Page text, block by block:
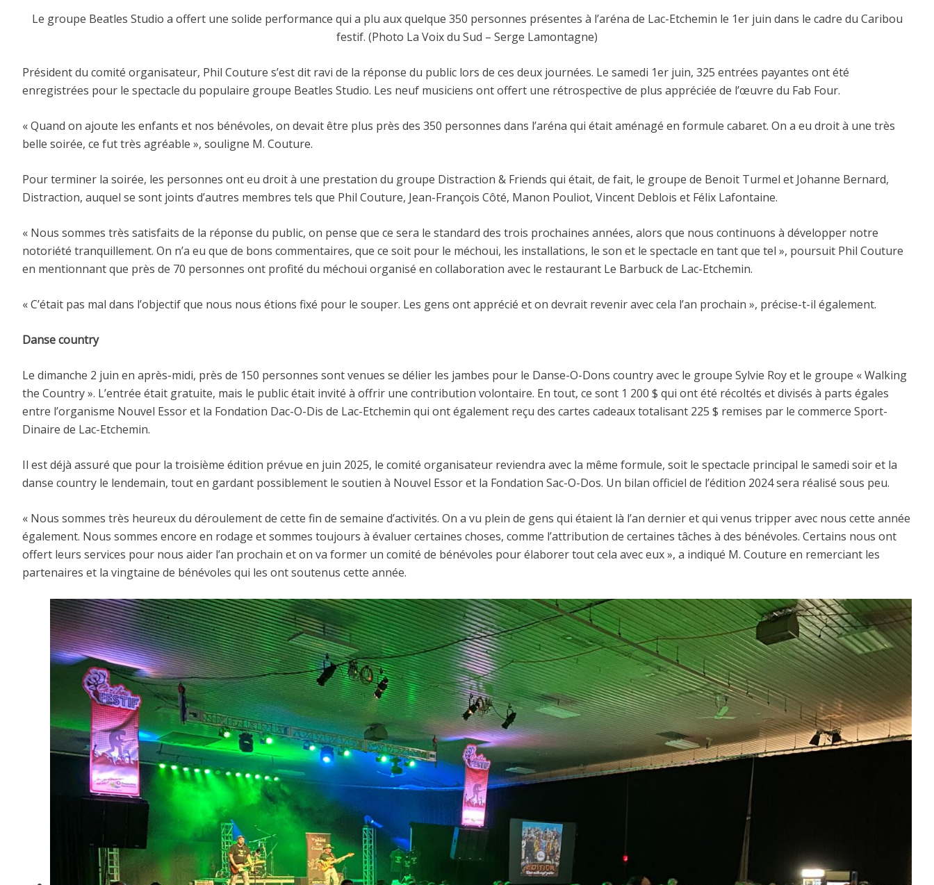
Le groupe Beatles Studio a offert une solide performance qui a plu aux quelque 350 personnes présentes à l’aréna de Lac-Etchemin le 1er juin dans le cadre du Caribou
festif. (Photo La Voix du Sud – Serge Lamontagne)
Président du comité organisateur, Phil Couture s’est dit ravi de la réponse du public lors de ces deux journées. Le samedi 1er juin, 325 entrées payantes ont été
enregistrées pour le spectacle du populaire groupe Beatles Studio. Les neuf musiciens ont offert une rétrospective de plus appréciée de l’œuvre du Fab Four.
« Quand on ajoute les enfants et nos bénévoles, on devait être plus près des 350 personnes dans l’aréna qui était aménagé en formule cabaret. On a eu droit à une très
belle soirée, ce fut très agréable », souligne M. Couture.
Pour terminer la soirée, les personnes ont eu droit à une prestation du groupe Distraction & Friends qui était, de fait, le groupe de Benoit Turmel et Johanne Bernard,
Distraction, auquel se sont joints d’autres membres tels que Phil Couture, Jean-François Côté, Manon Pouliot, Vincent Deblois et Félix Lafontaine.
« Nous sommes très satisfaits de la réponse du public, on pense que ce sera le standard des trois prochaines années, alors que nous continuons à développer notre
notoriété tranquillement. On n’a eu que de bons commentaires, que ce soit pour le méchoui, les installations, le son et le spectacle en tant que tel », poursuit Phil Couture
en mentionnant que près de 70 personnes ont profité du méchoui organisé en collaboration avec le restaurant Le Barbuck de Lac-Etchemin.
« C’était pas mal dans l’objectif que nous nous étions fixé pour le souper. Les gens ont apprécié et on devrait revenir avec cela l’an prochain », précise-t-il également.
Danse country
Le dimanche 2 juin en après-midi, près de 150 personnes sont venues se délier les jambes pour le Danse-O-Dons country avec le groupe Sylvie Roy et le groupe « Walking
the Country ». L’entrée était gratuite, mais le public était invité à offrir une contribution volontaire. En tout, ce sont 1 200 $ qui ont été récoltés et divisés à parts égales
entre l’organisme Nouvel Essor et la Fondation Dac-O-Dis de Lac-Etchemin qui ont également reçu des cartes cadeaux totalisant 225 $ remises par le commerce Sport-
Dinaire de Lac-Etchemin.
Il est déjà assuré que pour la troisième édition prévue en juin 2025, le comité organisateur reviendra avec la même formule, soit le spectacle principal le samedi soir et la
danse country le lendemain, tout en gardant possiblement le soutien à Nouvel Essor et la Fondation Sac-O-Dos. Un bilan officiel de l’édition 2024 sera réalisé sous peu.
« Nous sommes très heureux du déroulement de cette fin de semaine d’activités. On a vu plein de gens qui étaient là l’an dernier et qui venus tripper avec nous cette année
également. Nous sommes encore en rodage et sommes toujours à évaluer certaines choses, comme l’attribution de certaines tâches à des bénévoles. Certains nous ont
offert leurs services pour nous aider l’an prochain et on va former un comité de bénévoles pour élaborer tout cela avec eux », a indiqué M. Couture en remerciant les
partenaires et la vingtaine de bénévoles qui les ont soutenus cette année.